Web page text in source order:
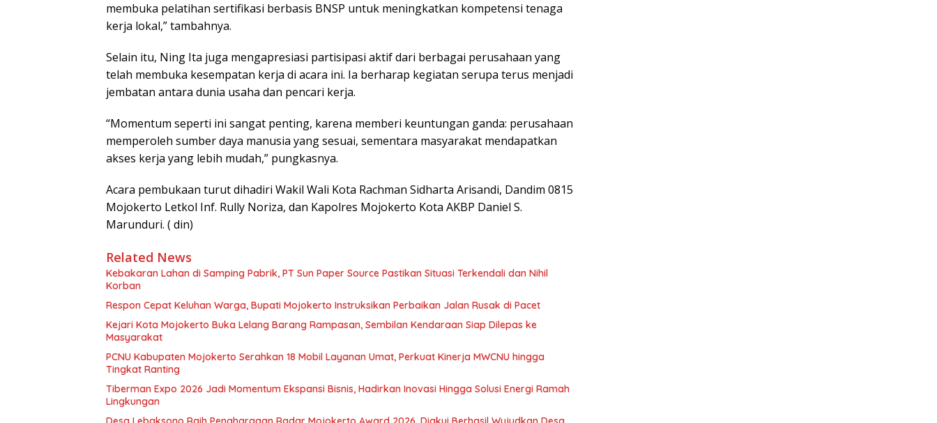
membuka pelatihan sertifikasi berbasis BNSP untuk meningkatkan kompetensi tenaga
kerja lokal,” tambahnya.
Selain itu, Ning Ita juga mengapresiasi partisipasi aktif dari berbagai perusahaan yang
telah membuka kesempatan kerja di acara ini. Ia berharap kegiatan serupa terus menjadi
jembatan antara dunia usaha dan pencari kerja.
“Momentum seperti ini sangat penting, karena memberi keuntungan ganda: perusahaan
memperoleh sumber daya manusia yang sesuai, sementara masyarakat mendapatkan
akses kerja yang lebih mudah,” pungkasnya.
Acara pembukaan turut dihadiri Wakil Wali Kota Rachman Sidharta Arisandi, Dandim 0815
Mojokerto Letkol Inf. Rully Noriza, dan Kapolres Mojokerto Kota AKBP Daniel S.
Marunduri. ( din)
Related News
Kebakaran Lahan di Samping Pabrik, PT Sun Paper Source Pastikan Situasi Terkendali dan Nihil
Korban
Respon Cepat Keluhan Warga, Bupati Mojokerto Instruksikan Perbaikan Jalan Rusak di Pacet
Kejari Kota Mojokerto Buka Lelang Barang Rampasan, Sembilan Kendaraan Siap Dilepas ke
Masyarakat
PCNU Kabupaten Mojokerto Serahkan 18 Mobil Layanan Umat, Perkuat Kinerja MWCNU hingga
Tingkat Ranting
Tiberman Expo 2026 Jadi Momentum Ekspansi Bisnis, Hadirkan Inovasi Hingga Solusi Energi Ramah
Lingkungan